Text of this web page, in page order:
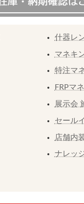
什器レ
マネキ
特注マ
FRPマ
展示会
セール
店舗内
ナレッ